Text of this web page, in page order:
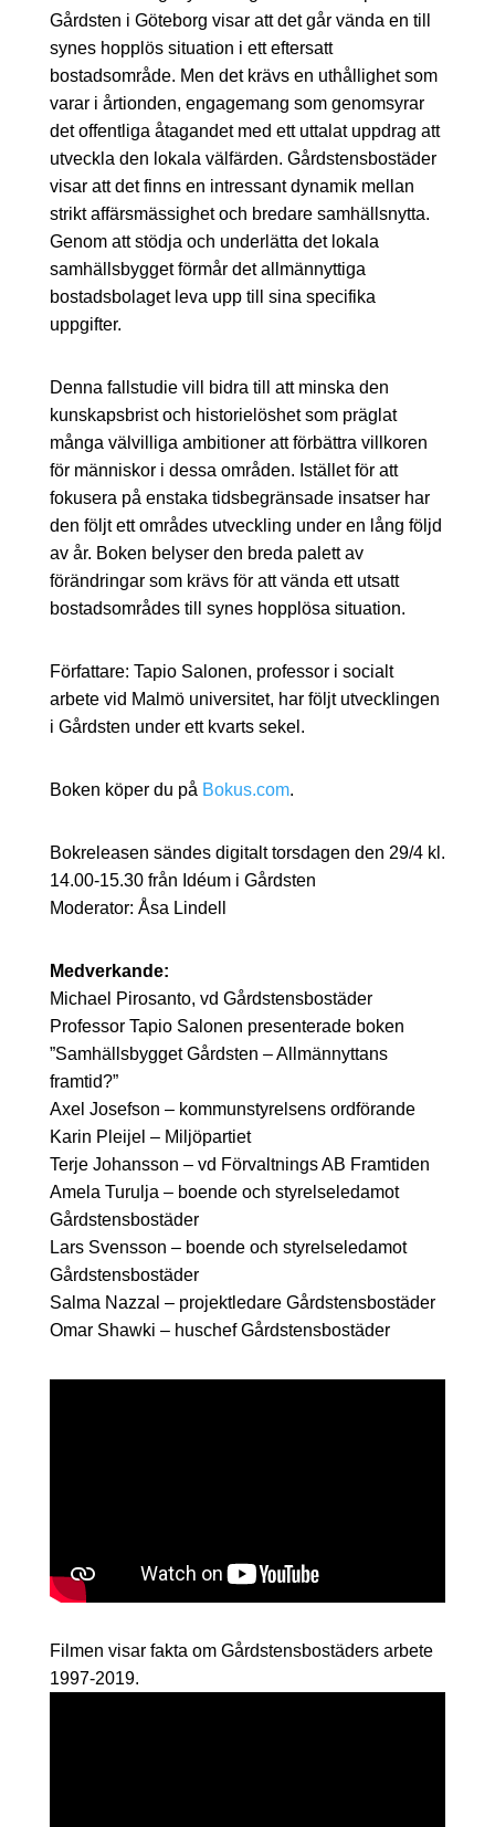
Gårdsten i Göteborg visar att det går vända en till
synes hopplös situation i ett eftersatt
bostadsområde. Men det krävs en uthållighet som
varar i årtionden, engagemang som genomsyrar
det offentliga åtagandet med ett uttalat uppdrag att
utveckla den lokala välfärden. Gårdstensbostäder
visar att det finns en intressant dynamik mellan
strikt affärsmässighet och bredare samhällsnytta.
Genom att stödja och underlätta det lokala
samhällsbygget förmår det allmännyttiga
bostadsbolaget leva upp till sina specifika
uppgifter.
Denna fallstudie vill bidra till att minska den
kunskapsbrist och historielöshet som präglat
många välvilliga ambitioner att förbättra villkoren
för människor i dessa områden. Istället för att
fokusera på enstaka tidsbegränsade insatser har
den följt ett områdes utveckling under en lång följd
av år. Boken belyser den breda palett av
förändringar som krävs för att vända ett utsatt
bostadsområdes till synes hopplösa situation.
Författare: Tapio Salonen, professor i socialt
arbete vid Malmö universitet, har följt utvecklingen
i Gårdsten under ett kvarts sekel.
Boken köper du på Bokus.com.
Bokreleasen sändes digitalt torsdagen den 29/4 kl.
14.00-15.30 från Idéum i Gårdsten
Moderator: Åsa Lindell
Medverkande:
Michael Pirosanto, vd Gårdstensbostäder
Professor Tapio Salonen presenterade boken
”Samhällsbygget Gårdsten – Allmännyttans
framtid?”
Axel Josefson – kommunstyrelsens ordförande
Karin Pleijel – Miljöpartiet
Terje Johansson – vd Förvaltnings AB Framtiden
Amela Turulja – boende och styrelseledamot
Gårdstensbostäder
Lars Svensson – boende och styrelseledamot
Gårdstensbostäder
Salma Nazzal – projektledare Gårdstensbostäder
Omar Shawki – huschef Gårdstensbostäder
Filmen visar fakta om Gårdstensbostäders arbete
1997-2019.